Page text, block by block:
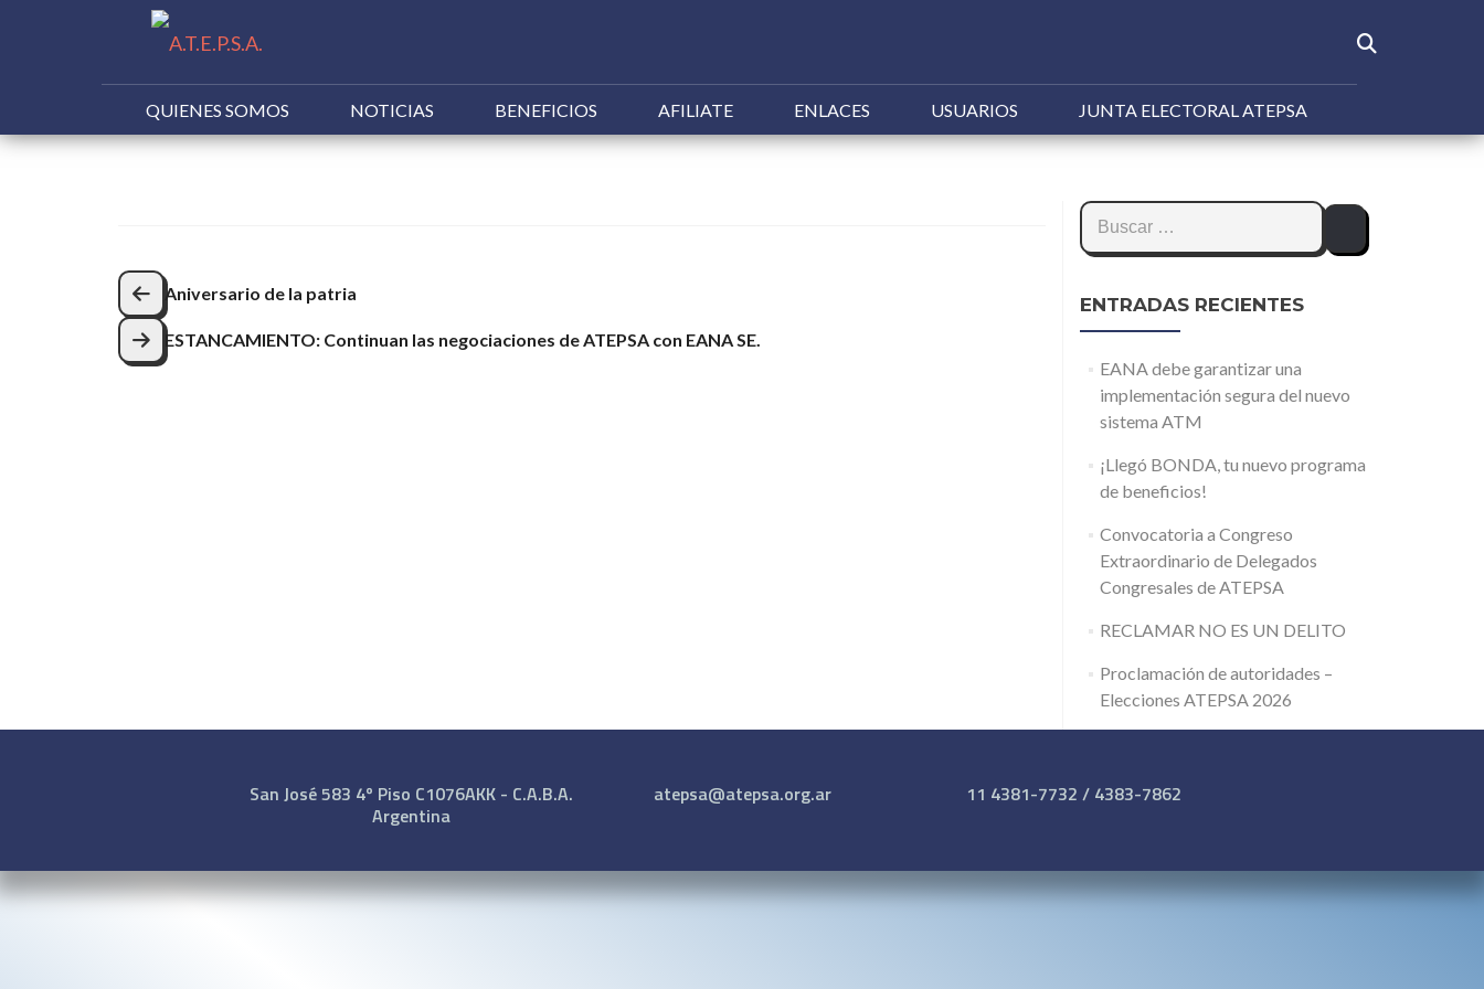
al
contenido
QUIENES SOMOS NOTICIAS BENEFICIOS AFILIATE ENLACES USUARIOS JUNTA ELECTORAL ATEPSA
Navegación
de
entradas
Aniversario de la patria
ESTANCAMIENTO: Continuan las negociaciones de ATEPSA con EANA SE.
Buscar:
ENTRADAS RECIENTES
EANA debe garantizar una
implementación segura del nuevo
sistema ATM
¡Llegó BONDA, tu nuevo programa
de beneficios!
Convocatoria a Congreso
Extraordinario de Delegados
Congresales de ATEPSA
RECLAMAR NO ES UN DELITO
Proclamación de autoridades –
Elecciones ATEPSA 2026
San José 583 4º Piso C1076AKK - C.A.B.A.
Argentina
atepsa@atepsa.org.ar 11 4381-7732 / 4383-7862